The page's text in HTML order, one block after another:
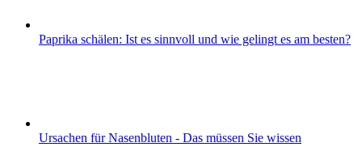
Paprika schälen: Ist es sinnvoll und wie gelingt es am besten?
Ursachen für Nasenbluten - Das müssen Sie wissen